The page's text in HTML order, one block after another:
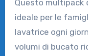
Questo multipack
ideale per le
lavatrice ogni
volumi di bucato